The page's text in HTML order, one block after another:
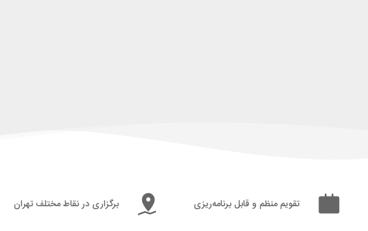
تقویم منظم و قابل برنامه‌ریزی برگزاری در نقاط مختلف تهران